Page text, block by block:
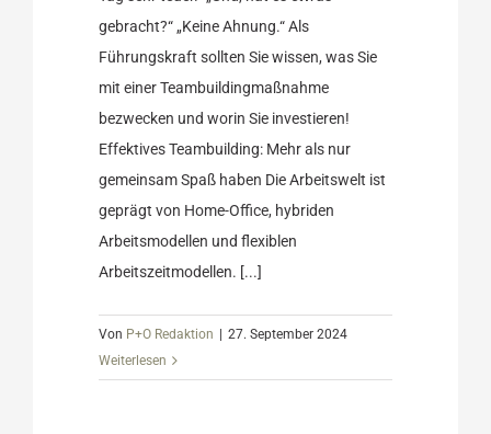
gebracht?“ „Keine Ahnung.“ Als
Führungskraft sollten Sie wissen, was Sie
mit einer Teambuildingmaßnahme
bezwecken und worin Sie investieren!
Effektives Teambuilding: Mehr als nur
gemeinsam Spaß haben Die Arbeitswelt ist
geprägt von Home-Office, hybriden
Arbeitsmodellen und flexiblen
Arbeitszeitmodellen. [...]
Von P+O Redaktion | 27. September 2024
Weiterlesen